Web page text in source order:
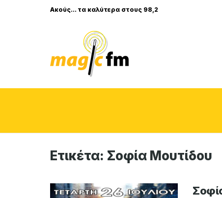
Ακούς... τα καλύτερα στους 98,2
Ετικέτα: Σοφία Μουτίδου